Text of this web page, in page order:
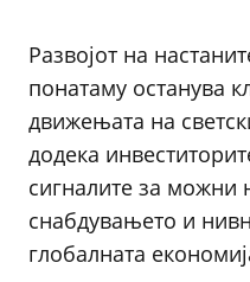
Развојот на
понатаму останува
движењата на
додека
сигналите за
снабдувањето и
глобалната